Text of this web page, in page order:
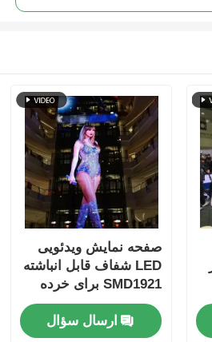
صفحه نمایش ویدئویی
LED شفاف قابل انباشته
SMD1921 برای خرده
فروشی
ارسال سؤال